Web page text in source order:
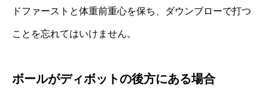
ドファーストと体重前重心を保ち、ダウンブローで打つ
ことを忘れてはいけません。
ボールがディボットの後方にある場合